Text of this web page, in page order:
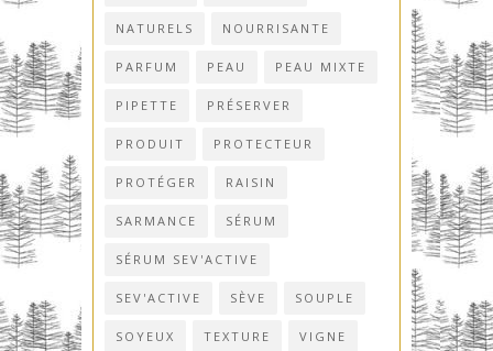
NATURELS NOURRISANTE
PARFUM PEAU PEAU MIXTE
PIPETTE PRÉSERVER
PRODUIT PROTECTEUR
PROTÉGER RAISIN
SARMANCE SÉRUM
SÉRUM SEV'ACTIVE
SEV'ACTIVE SÈVE SOUPLE
SOYEUX TEXTURE VIGNE